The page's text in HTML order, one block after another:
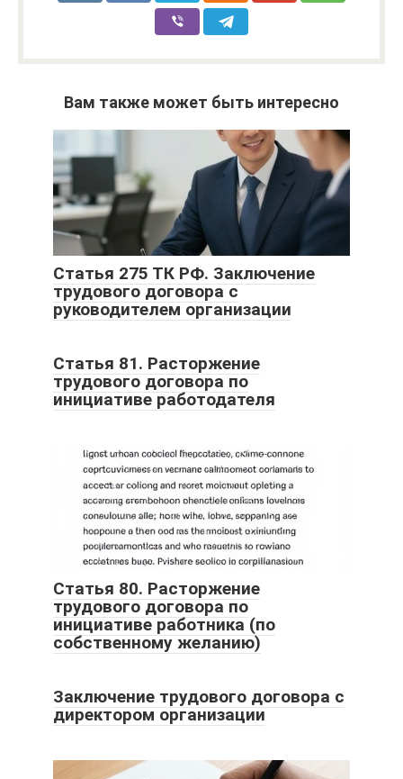
Вам также может быть интересно
Статья 275 ТК РФ. Заключение
трудового договора с
руководителем организации
Статья 81. Расторжение
трудового договора по
инициативе работодателя
Статья 80. Расторжение
трудового договора по
инициативе работника (по
собственному желанию)
Заключение трудового договора с
директором организации